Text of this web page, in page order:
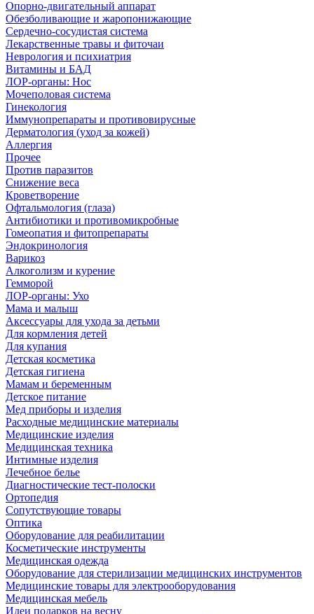
Опорно-двигательный аппарат
Обезболивающие и жаропонижающие
Сердечно-сосудистая система
Лекарственные травы и фиточаи
Неврология и психиатрия
Витамины и БАД
ЛОР-органы: Нос
Мочеполовая система
Гинекология
Иммунопрепараты и противовирусные
Дерматология (уход за кожей)
Аллергия
Прочее
Против паразитов
Снижение веса
Кроветворение
Офтальмология (глаза)
Антибиотики и противомикробные
Гомеопатия и фитопрепараты
Эндокринология
Варикоз
Алкоголизм и курение
Гемморой
ЛОР-органы: Ухо
Мама и малыш
Аксессуары для ухода за детьми
Для кормления детей
Для купания
Детская косметика
Детская гигиена
Мамам и беременным
Детское питание
Мед приборы и изделия
Расходные медицинские материалы
Медицинские изделия
Медицинская техника
Интимные изделия
Лечебное белье
Диагностические тест-полоски
Ортопедия
Сопутствующие товары
Оптика
Оборудование для реабилитации
Косметические инструменты
Медицинская одежда
Оборудование для стерилизации медицинских инструментов
Медицинские товары для электрооборудования
Медицинская мебель
Идеи подарков на весну